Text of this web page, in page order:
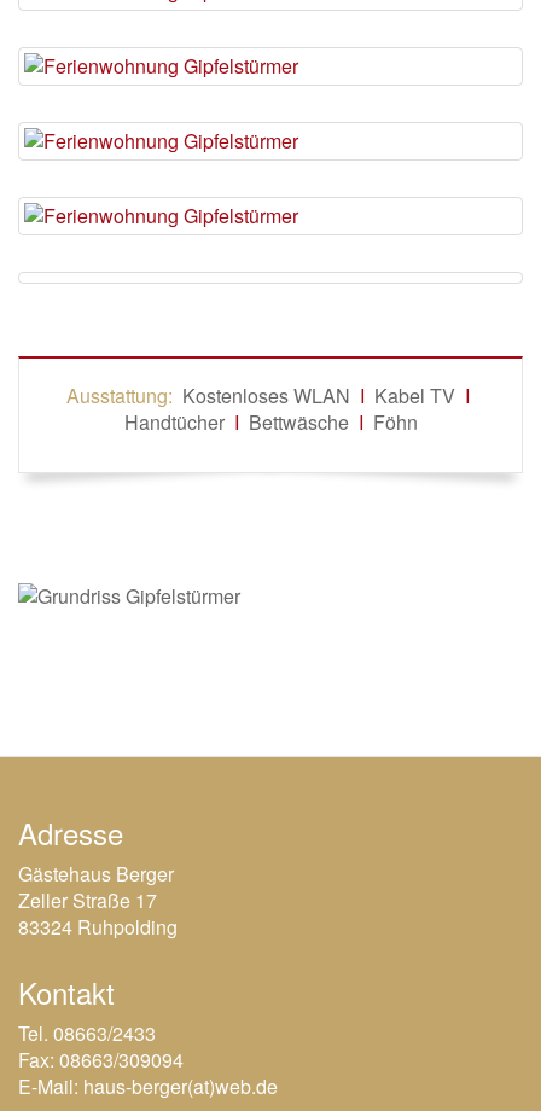
Ausstattung: Kostenloses WLAN I Kabel TV I
Handtücher I Bettwäsche I Föhn
Adresse
Gästehaus Berger
Zeller Straße 17
83324 Ruhpolding
Kontakt
Tel. 08663/2433
Fax: 08663/309094
E-Mail: haus-berger(at)web.de